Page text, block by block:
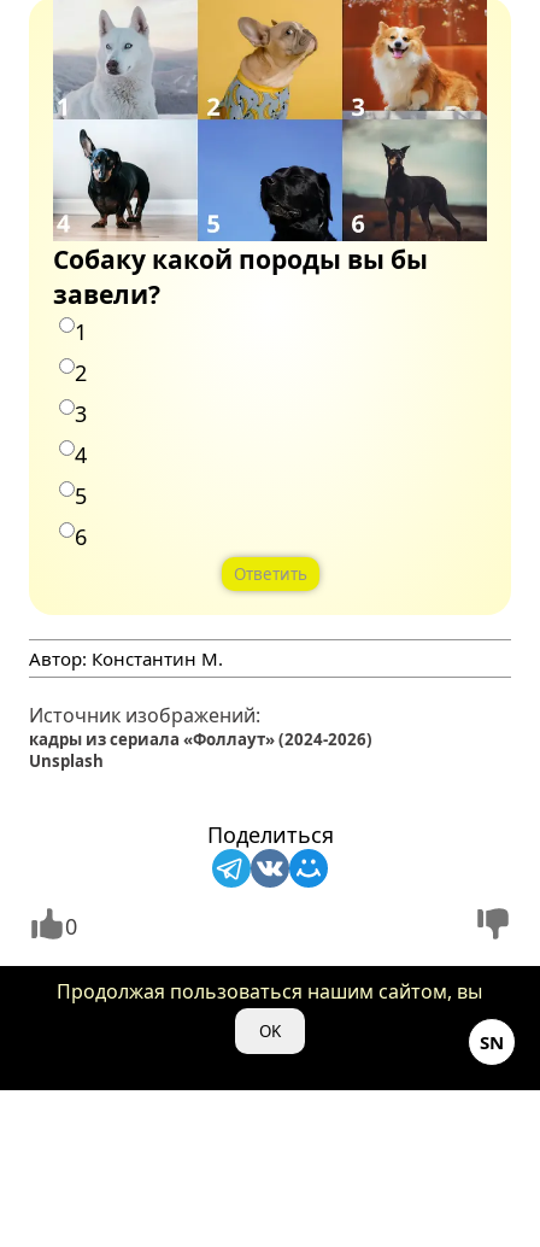
Собаку какой породы вы бы
завели?
1
2
3
4
5
6
Ответить
Автор: Константин М.
Источник изображений:
кадры из сериала «Фоллаут» (2024-2026)
Unsplash
Поделиться
0
SN
Продолжая пользоваться нашим сайтом, вы
даете нам свое согласие на использование
файлов cookie для аналитики и рекламы.
OK